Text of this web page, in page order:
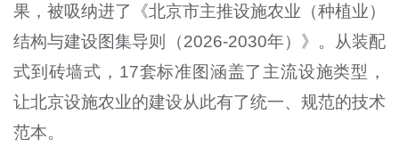
果，被吸纳进了《北京市主推设施农业（种植业）
结构与建设图集导则（2026-2030年）》。从装配
式到砖墙式，17套标准图涵盖了主流设施类型，
让北京设施农业的建设从此有了统一、规范的技术
范本。